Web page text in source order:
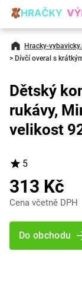
Hracky-
> Dívčí overal s
Dětský
rukávy,
velikost
5
313 Kč
Cena včetně DPH
Do obchodu